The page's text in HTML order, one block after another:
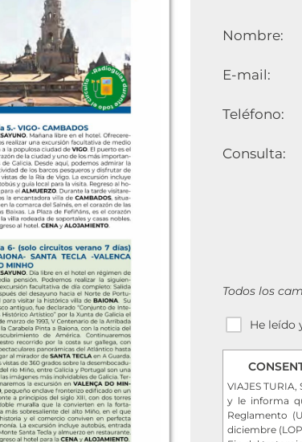
Nombre:
E-mail:
Teléfono:
Consulta:
Todos los
He leído
VIAJES
y le informa
Reglamento
diciembre